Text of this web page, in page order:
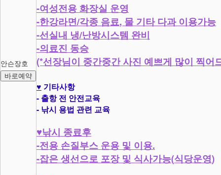
안슨장호
바로예약
-여성전용 화장실 운영
-한강라면/각종 음료, 물 기타 다과 이용가능
-선실내 냉/난방시스템 완비
-의료진 동승
(*선장님이 중간중간 사진 예쁘게 많이 찍어
♥ 기타사항
- 출항 전 안전교육
- 낚시 용법 관련 교육
♥낚시 종료후
-전용 손질부스 운용 및 이용.
-잡은 생선으로 포장 및 식사가능(식당운영)